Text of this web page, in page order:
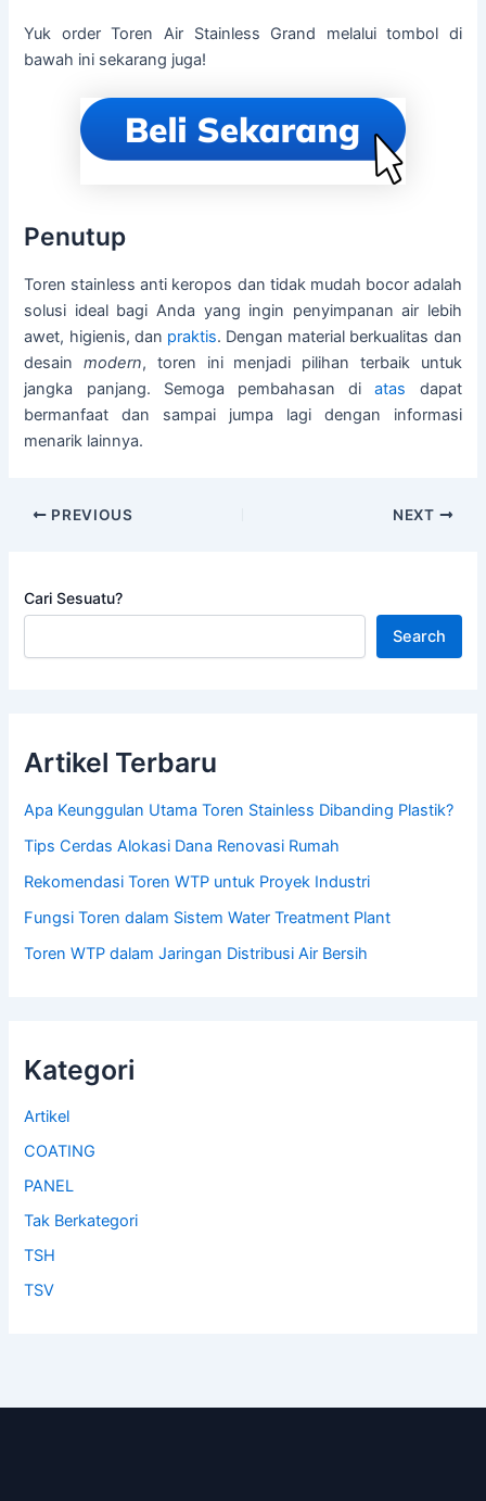
Yuk order Toren Air Stainless Grand melalui tombol di
bawah ini sekarang juga!
Penutup
Toren stainless anti keropos dan tidak mudah bocor adalah
solusi ideal bagi Anda yang ingin penyimpanan air lebih
awet, higienis, dan praktis. Dengan material berkualitas dan
desainmodern, toren ini menjadi pilihan terbaik untuk
jangka panjang. Semoga pembahasan diatas dapat
bermanfaat dan sampai jumpa lagi dengan informasi
menarik lainnya.
PREVIOUS NEXT
Cari Sesuatu?
Search
Artikel Terbaru
Apa Keunggulan Utama Toren Stainless Dibanding Plastik?
Tips Cerdas Alokasi Dana Renovasi Rumah
Rekomendasi Toren WTP untuk Proyek Industri
Fungsi Toren dalam Sistem Water Treatment Plant
Toren WTP dalam Jaringan Distribusi Air Bersih
Kategori
Artikel
COATING
PANEL
Tak Berkategori
TSH
TSV